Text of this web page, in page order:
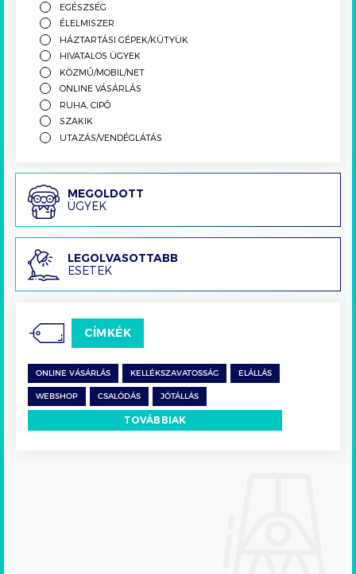
EGÉSZSÉG
ÉLELMISZER
HÁZTARTÁSI GÉPEK/KÜTYÜK
HIVATALOS ÜGYEK
KÖZMŰ/MOBIL/NET
ONLINE VÁSÁRLÁS
RUHA, CIPŐ
SZAKIK
UTAZÁS/VENDÉGLÁTÁS
Megoldott
ügyek
MEGOLDOTT
ÜGYEK
Legolvasottabb
esetek
LEGOLVASOTTABB
ESETEK
CÍMKÉK
ONLINE VÁSÁRLÁS KELLÉKSZAVATOSSÁG ELÁLLÁS
WEBSHOP CSALÓDÁS JÓTÁLLÁS
TOVÁBBIAK